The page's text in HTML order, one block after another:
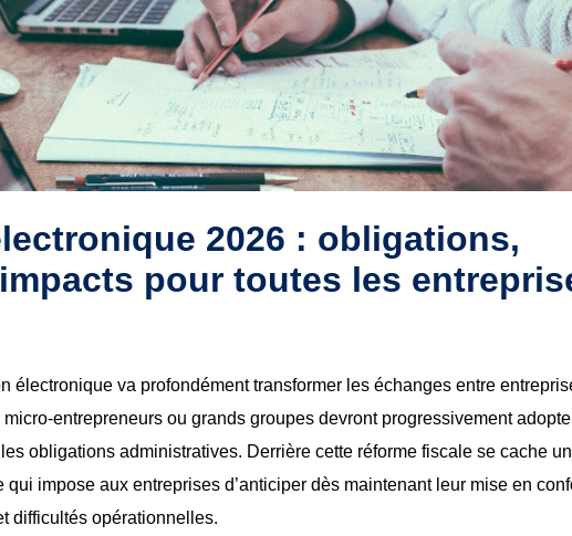
2026 : obligations,
pour toutes les
électronique va profondément transformer les échanges entre
entrepreneurs ou grands groupes devront progressivement
obligations administratives. Derrière cette réforme fiscale se cache
impose aux entreprises d’anticiper dès maintenant leur mise en
difficultés opérationnelles.